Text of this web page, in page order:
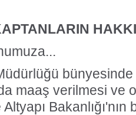
maaş verilmesi ve